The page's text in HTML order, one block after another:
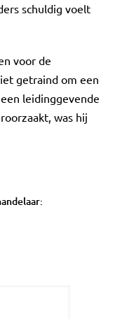
schuldig voelt
voor de
getraind om een
leidinggevende
was hij